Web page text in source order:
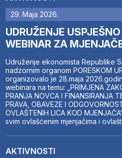
29. Maja 2026.
UDRUŽENJE
WEBINAR ZA
Udruženje ekonomista Republike
nadzornim organom PORESKOM
organizovalo je 28.maja
webinara na temu: „PRIMJENA
PRANJA NOVCA I FINANSIRANJA
PRAVA, OBAVEZE I
OVLAŠTENIH LICA KOD
svim ovlašćenim mjenjačima i
AKTIVNOSTI